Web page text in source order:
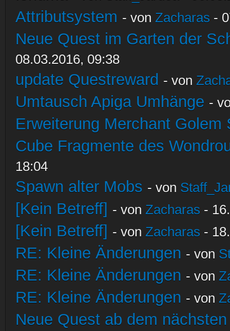
Attributsystem - von Zacharas -
Neue Quest im Garten der
08.03.2016, 09:38
update Questreward - von
Umtausch Apiga Umhänge -
Erweiterung Merchant Golem
Cube Fragmente des
18:04
Spawn alter Mobs - von
[Kein Betreff] - von Zacharas -
[Kein Betreff] - von Zacharas -
RE: Kleine Änderungen - von
RE: Kleine Änderungen - von
RE: Kleine Änderungen - von
Neue Quest ab dem